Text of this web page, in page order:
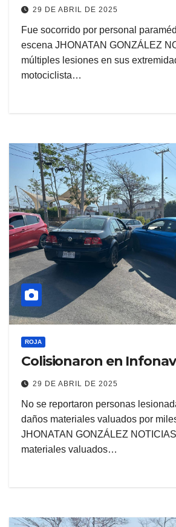
29 DE ABRIL DE 2025
Fue socorrido por personal
escena JHONATAN GONZÁLEZ
múltiples lesiones en sus
motociclista…
ROJA
Colisionaron en
29 DE ABRIL DE 2025
No se reportaron personas
daños materiales valuados por
JHONATAN GONZÁLEZ
materiales valuados…